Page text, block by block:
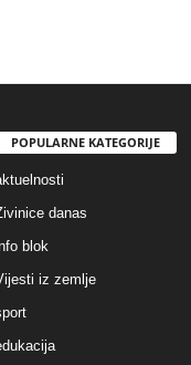
POPULARNE KATEGORIJE
danas
blok
iz zemlje